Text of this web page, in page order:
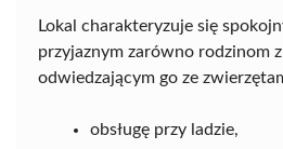
Lokal charakteryzuje się
przyjaznym zarówno rodzinom
odwiedzającym go ze
obsługę przy ladzie,